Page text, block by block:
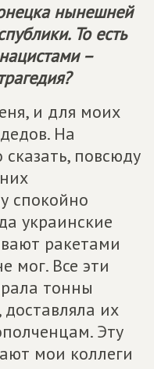
нынешней
То есть
–
и для моих
На
повсюду
спокойно
украинские
ракетами
мог. Все эти
тонны
их
Эту
мои коллеги